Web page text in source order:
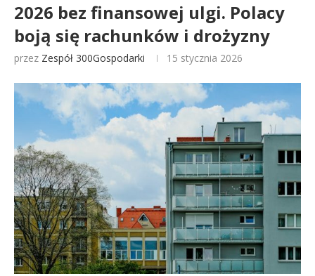
2026 bez finansowej ulgi. Polacy
boją się rachunków i drożyzny
przez Zespół 300Gospodarki 15 stycznia 2026